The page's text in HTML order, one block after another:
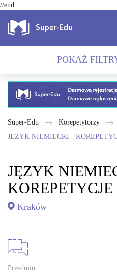
//end
POKAŻ
Super-Edu Korepetytorzy
JĘZYK NIEMIECKI -
JĘZYK
KOREPETYCJE
Kraków
Przedmiot: